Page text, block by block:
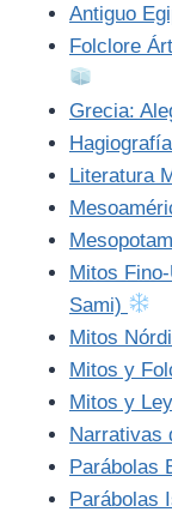
Antiguo
Folclore
Grecia:
Literatura
Mitos
Sami)
Mitos
Mitos y
Mitos y
Narrativas
Parábolas
Parábolas